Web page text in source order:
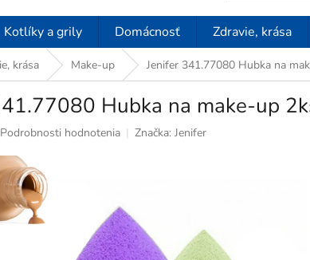
Kotlíky a grily Domácnosť Zdravie, krása
krása Make-up Jenifer 341.77080 Hubka na
Hubka na make-up
Podrobnosti hodnotenia Značka: Jenifer